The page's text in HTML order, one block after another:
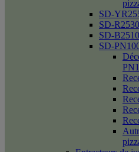
SD-
SD-R2530
SD-B2510
SD-